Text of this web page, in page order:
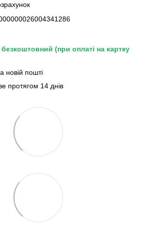
безкоштовний (при оплаті на картку
новій пошті
протягом 14 днів